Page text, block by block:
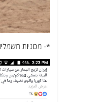
*- מכוניות